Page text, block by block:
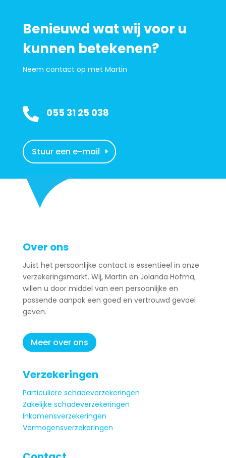
Benieuwd wat wij voor u
kunnen betekenen?
Neem contact op met Martin
 055 31 25 038
Stuur een e-mail
Over ons
Juist het persoonlijke contact is essentieel in onze
verzekeringsmarkt. Wij, Martin en Jolanda Hofma,
willen u door middel van een persoonlijke en
passende aanpak een goed en vertrouwd gevoel
geven.
Meer over ons
Verzekeringen
Particuliere schadeverzekeringen
Zakelijke schadeverzekeringen
Inkomensverzekeringen
Vermogensverzekeringen